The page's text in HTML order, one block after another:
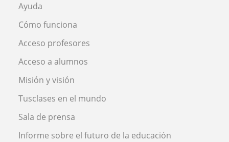
Ayuda
Cómo funciona
Acceso profesores
Acceso a alumnos
Misión y visión
Tusclases en el mundo
Sala de prensa
Informe sobre el futuro de la educación